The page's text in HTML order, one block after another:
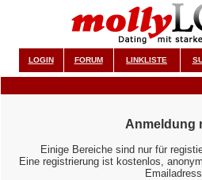
LOGIN FORUM LINKLISTE
Anmeldung
Einige Bereiche sind nur für
Eine registrierung ist kostenlos,